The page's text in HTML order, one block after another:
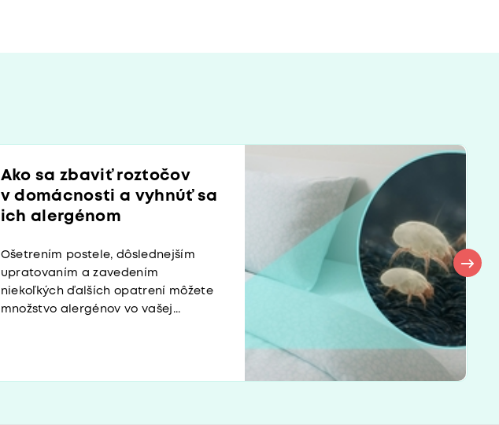
Ako sa zbaviť roztočov
v domácnosti a vyhnúť sa
ich alergénom
Ošetrením postele, dôslednejším
upratovaním a zavedením
niekoľkých ďalších opatrení môžete
množstvo alergénov vo vašej...